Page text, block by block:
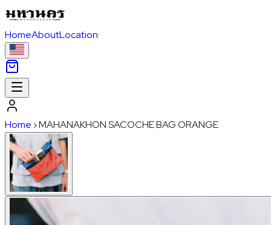
HomeAboutLocation
Home ›MAHANAKHON SACOCHE BAG ORANGE